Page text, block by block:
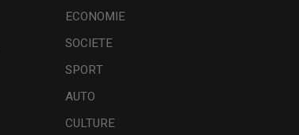
ECONOMIE
SOCIETE
SPORT
AUTO
CULTURE